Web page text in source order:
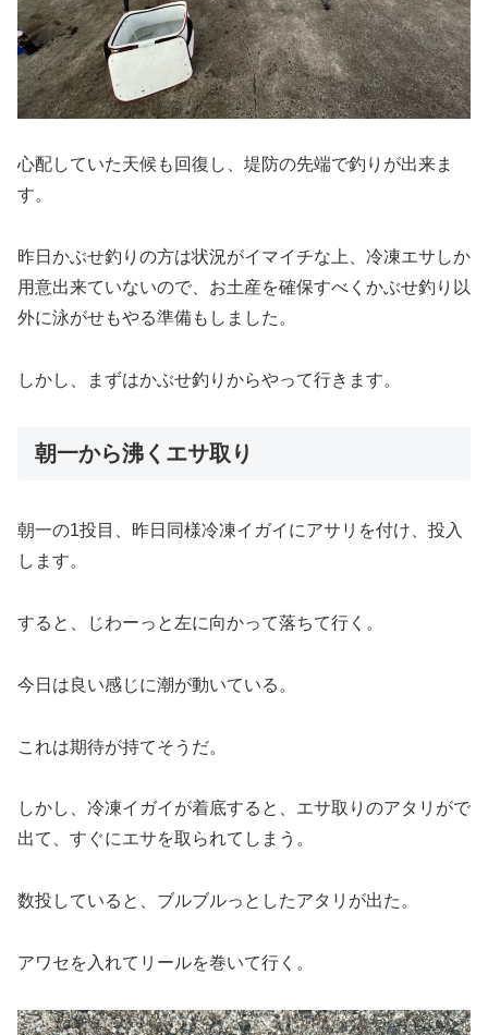
心配していた天候も回復し、堤防の先端で釣りが出来ま
す。
昨日かぶせ釣りの方は状況がイマイチな上、冷凍エサしか
用意出来ていないので、お土産を確保すべくかぶせ釣り以
外に泳がせもやる準備もしました。
しかし、まずはかぶせ釣りからやって行きます。
朝一から沸くエサ取り
朝一の1投目、昨日同様冷凍イガイにアサリを付け、投入
します。
すると、じわーっと左に向かって落ちて行く。
今日は良い感じに潮が動いている。
これは期待が持てそうだ。
しかし、冷凍イガイが着底すると、エサ取りのアタリがで
出て、すぐにエサを取られてしまう。
数投していると、ブルブルっとしたアタリが出た。
アワセを入れてリールを巻いて行く。